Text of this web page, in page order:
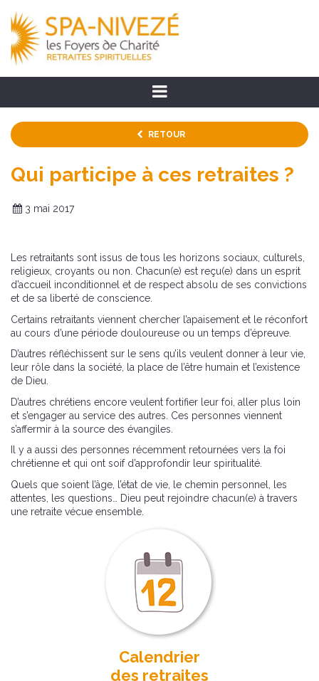
RETOUR
Qui participe à ces retraites ?
3 mai 2017
Les retraitants sont issus de tous les horizons sociaux, culturels,
religieux, croyants ou non. Chacun(e) est reçu(e) dans un esprit
d’accueil inconditionnel et de respect absolu de ses convictions
et de sa liberté de conscience.
Certains retraitants viennent chercher l’apaisement et le réconfort
au cours d’une période douloureuse ou un temps d’épreuve.
D’autres réfléchissent sur le sens qu’ils veulent donner à leur vie,
leur rôle dans la société, la place de l’être humain et l’existence
de Dieu.
D’autres chrétiens encore veulent fortifier leur foi, aller plus loin
et s’engager au service des autres. Ces personnes viennent
s’affermir à la source des évangiles.
Il y a aussi des personnes récemment retournées vers la foi
chrétienne et qui ont soif d’approfondir leur spiritualité.
Quels que soient l’âge, l’état de vie, le chemin personnel, les
attentes, les questions… Dieu peut rejoindre chacun(e) à travers
une retraite vécue ensemble.
Calendrier
des retraites